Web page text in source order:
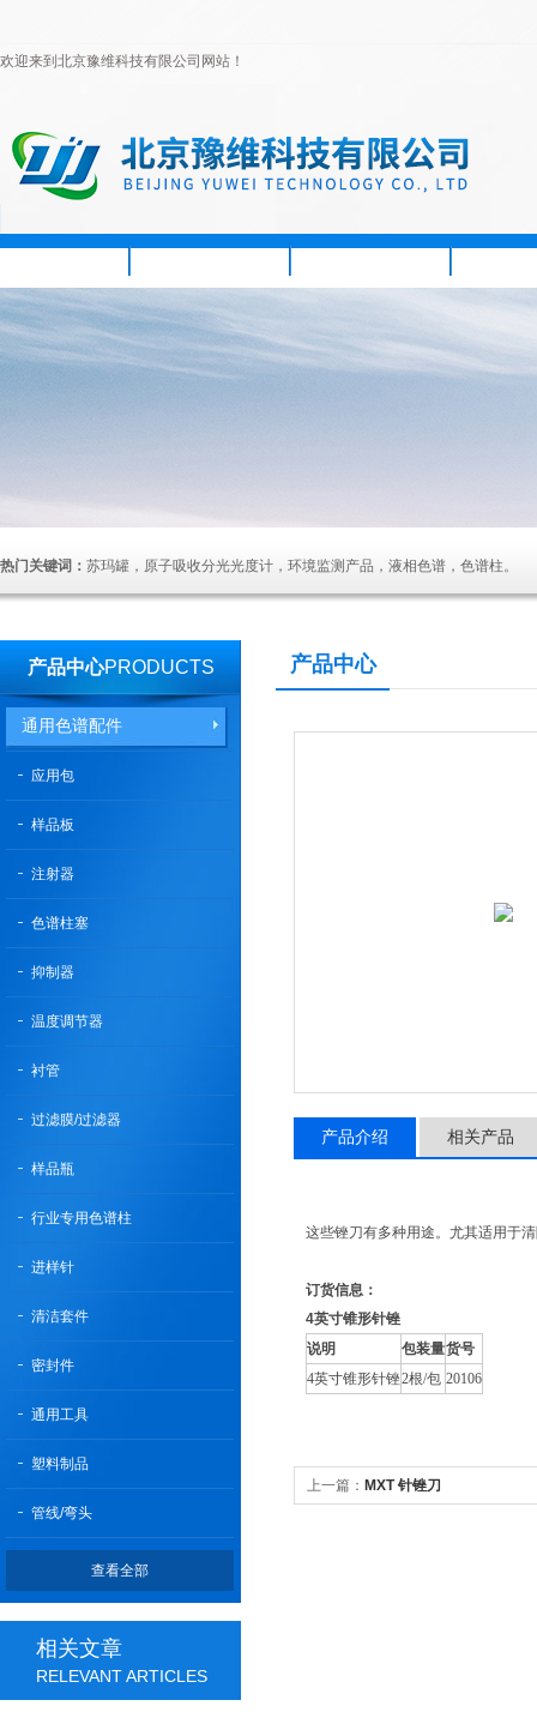
欢迎来到北京豫维科技有限公司网站！
热门关键词： 苏玛罐，原子吸收分光光度计，环境监测产品，液相色谱，色谱柱。
产品中心PRODUCTS
通用色谱配件
应用包
样品板
注射器
色谱柱塞
抑制器
温度调节器
衬管
过滤膜/过滤器
样品瓶
行业专用色谱柱
进样针
清洁套件
密封件
通用工具
塑料制品
管线/弯头
查看全部
相关文章
RELEVANT ARTICLES
产品中心
产品介绍 相关产品
这些锉刀有多种用途。尤其适用于
订货信息：
4英寸锥形针锉
说明
包装量货号
4英寸锥形针锉2根/包 20106
上一篇： MXT 针锉刀